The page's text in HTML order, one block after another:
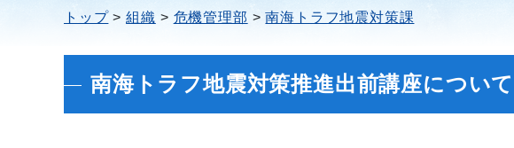
トップ 組織 危機管理部 南海トラフ地震対策課
南海トラフ地震対策推進出前講座について